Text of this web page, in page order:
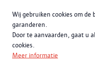
Wij gebruiken cookies om de
garanderen.
Door te aanvaarden, gaat u
cookies.
Meer informatie
Meer momenten
Een exclusieve rondleiding
Francken. Je leert niet alleen
objecten kennen, maar komt